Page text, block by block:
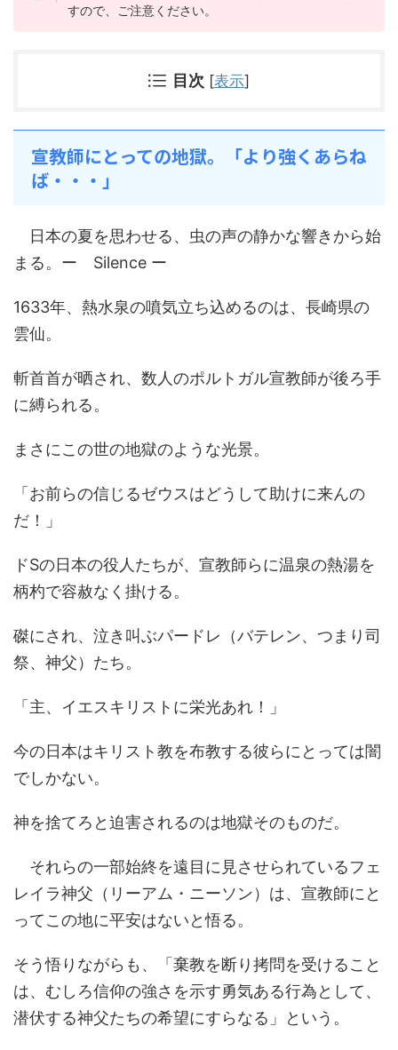
すので、ご注意ください。
目次 [表示]
宣教師にとっての地獄。「より強くあらね
ば・・・」
日本の夏を思わせる、虫の声の静かな響きから始
まる。ー Silence ー
1633年、熱水泉の噴気立ち込めるのは、長崎県の
雲仙。
斬首首が晒され、数人のポルトガル宣教師が後ろ手
に縛られる。
まさにこの世の地獄のような光景。
「お前らの信じるゼウスはどうして助けに来んの
だ！」
ドSの日本の役人たちが、宣教師らに温泉の熱湯を
柄杓で容赦なく掛ける。
磔にされ、泣き叫ぶパードレ（バテレン、つまり司
祭、神父）たち。
「主、イエスキリストに栄光あれ！」
今の日本はキリスト教を布教する彼らにとっては闇
でしかない。
神を捨てろと迫害されるのは地獄そのものだ。
それらの一部始終を遠目に見させられているフェ
レイラ神父（リーアム・ニーソン）は、宣教師にと
ってこの地に平安はないと悟る。
そう悟りながらも、「棄教を断り拷問を受けること
は、むしろ信仰の強さを示す勇気ある行為として、
潜伏する神父たちの希望にすらなる」という。